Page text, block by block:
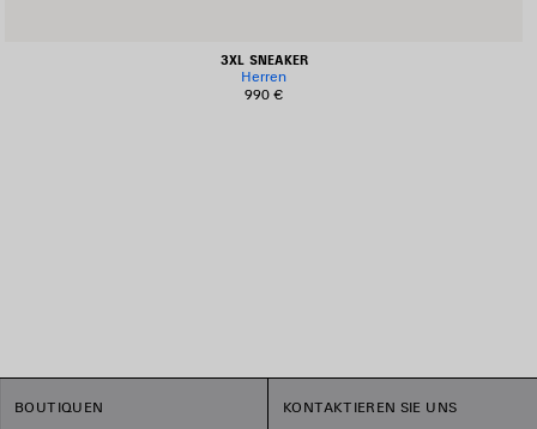
3XL SNEAKER
Herren
990 €
BOUTIQUEN
KONTAKTIEREN SIE UNS